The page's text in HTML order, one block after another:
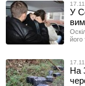
У
його
На